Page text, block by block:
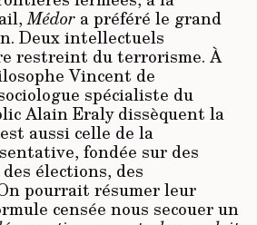
Médor a préféré le grand
Deux intellectuels
restreint du terrorisme. À
Vincent de
spécialiste du
Alain Eraly dissèquent la
aussi celle de la
fondée sur des
élections, des
pourrait résumer leur
censée nous secouer un